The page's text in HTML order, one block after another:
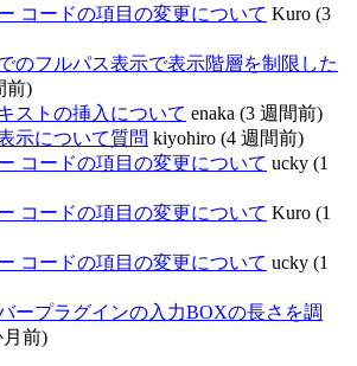
コードの項目の変更について Kuro (3
のフルパス表示で表示階層を制限した
前)
ストの挿入について enaka (3 週間前)
示について質問 kiyohiro (4 週間前)
コードの項目の変更について ucky (1
コードの項目の変更について Kuro (1
コードの項目の変更について ucky (1
ープラグインの入力BOXの長さを調
月前)